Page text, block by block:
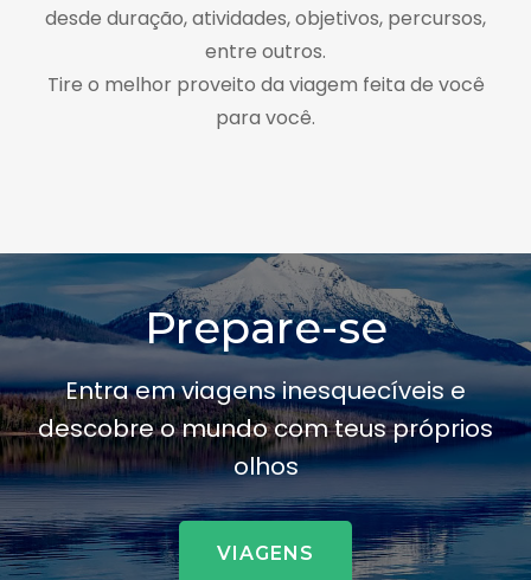
desde duração, atividades, objetivos, percursos,
entre outros.
Tire o melhor proveito da viagem feita de você
para você.
Prepare-se
Entra em viagens inesquecíveis e
descobre o mundo com teus próprios
olhos
VIAGENS